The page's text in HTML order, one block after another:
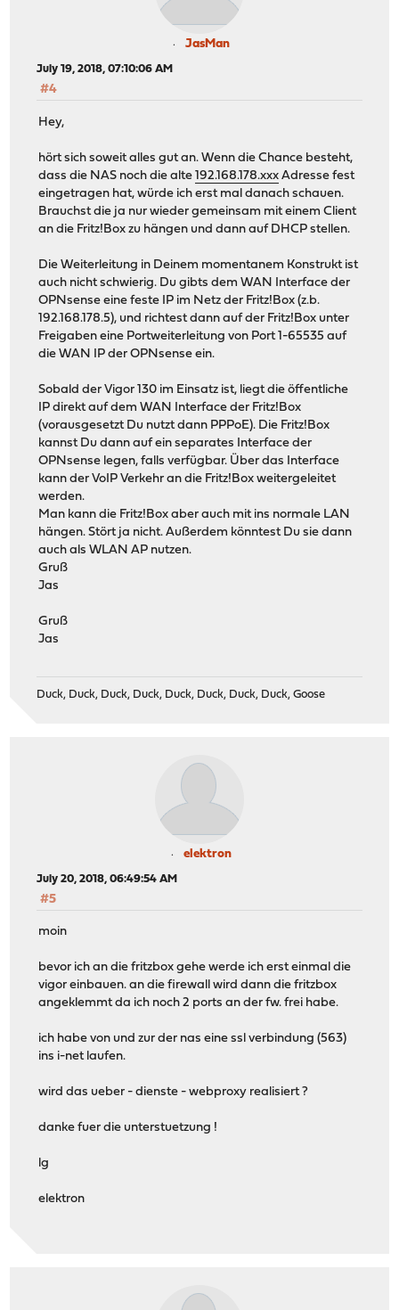
JasMan
July 19, 2018, 07:10:06 AM
#4
Hey,
hört sich soweit alles gut an. Wenn die Chance besteht,
dass die NAS noch die alte192.168.178.xxx Adresse fest
eingetragen hat, würde ich erst mal danach schauen.
Brauchst die ja nur wieder gemeinsam mit einem Client
an die Fritz!Box zu hängen und dann auf DHCP stellen.
Die Weiterleitung in Deinem momentanem Konstrukt ist
auch nicht schwierig. Du gibts dem WAN Interface der
OPNsense eine feste IP im Netz der Fritz!Box (z.b.
192.168.178.5), und richtest dann auf der Fritz!Box unter
Freigaben eine Portweiterleitung von Port 1-65535 auf
die WAN IP der OPNsense ein.
Sobald der Vigor 130 im Einsatz ist, liegt die öffentliche
IP direkt auf dem WAN Interface der Fritz!Box
(vorausgesetzt Du nutzt dann PPPoE). Die Fritz!Box
kannst Du dann auf ein separates Interface der
OPNsense legen, falls verfügbar. Über das Interface
kann der VoIP Verkehr an die Fritz!Box weitergeleitet
werden.
Man kann die Fritz!Box aber auch mit ins normale LAN
hängen. Stört ja nicht. Außerdem könntest Du sie dann
auch als WLAN AP nutzen.
Gruß
Jas
Gruß
Jas
Duck, Duck, Duck, Duck, Duck, Duck, Duck, Duck, Goose
elektron
July 20, 2018, 06:49:54 AM
#5
moin
bevor ich an die fritzbox gehe werde ich erst einmal die
vigor einbauen. an die firewall wird dann die fritzbox
angeklemmt da ich noch 2 ports an der fw. frei habe.
ich habe von und zur der nas eine ssl verbindung (563)
ins i-net laufen.
wird das ueber - dienste - webproxy realisiert ?
danke fuer die unterstuetzung !
lg
elektron